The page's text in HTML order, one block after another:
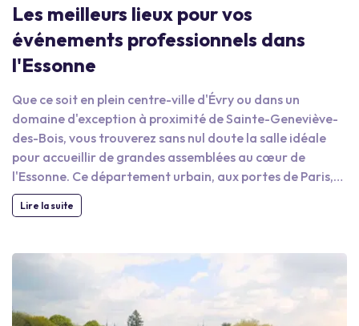
Les meilleurs lieux pour vos
événements professionnels dans
l'Essonne
Que ce soit en plein centre-ville d'Évry ou dans un
domaine d'exception à proximité de Sainte-Geneviève-
des-Bois, vous trouverez sans nul doute la salle idéale
pour accueillir de grandes assemblées au cœur de
l'Essonne. Ce département urbain, aux portes de Paris,
saura répondre à tous vos besoins en termes de services
et d'infrastructures. En plus des avantages propres aux
de vous ressourcer le temps d'un séminaire résidentiel, à
proximité des forêts de Sénart et de Rougeau. Profitez
donc de tous les atouts offerts par le département et
louez dès à présent une salle conçue pour des réunions et
Lire la suite